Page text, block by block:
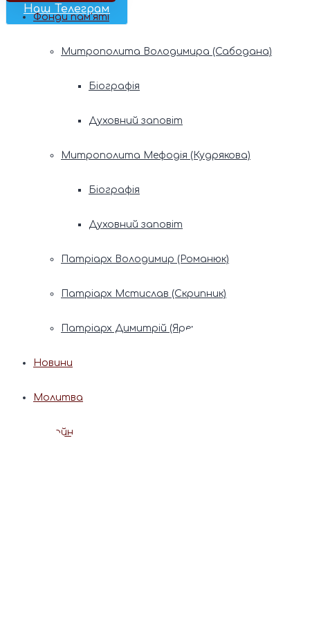
Наш Телеграм
Фонди пам’яті
Митрополита Володимира (Сабодана)
Біографія
Духовний заповіт
Митрополита Мефодія (Кудрякова)
Біографія
Духовний заповіт
Патріарх Володимир (Романюк)
Патріарх Мстислав (Скрипник)
Патріарх Димитрій (Ярема)
Новини
Молитва
Онлайн послуги